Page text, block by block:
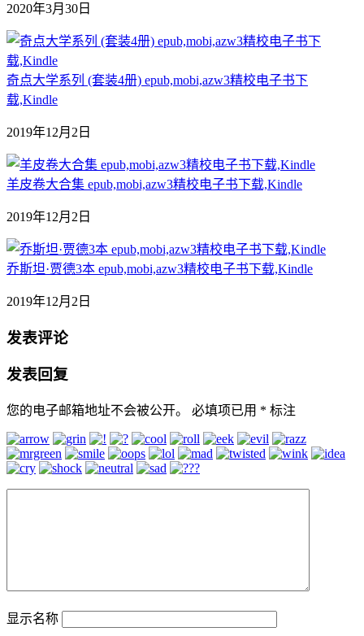
2020年3月30日
奇点大学系列 (套装4册) epub,mobi,azw3精校电子书下
载,Kindle
2019年12月2日
羊皮卷大合集 epub,mobi,azw3精校电子书下载,Kindle
2019年12月2日
乔斯坦·贾德3本 epub,mobi,azw3精校电子书下载,Kindle
2019年12月2日
发表评论
发表回复
您的电子邮箱地址不会被公开。 必填项已用 * 标注
显示名称